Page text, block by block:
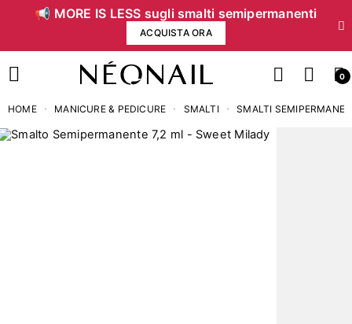
📢 MORE IS LESS sugli smalti semipermanenti
ACQUISTA ORA
0
HOME MANICURE & PEDICURE SMALTI SMALTI